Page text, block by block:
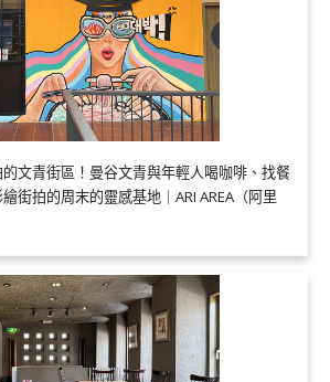
文青街區！曼谷文青與年輕人喝咖啡、找餐
街拍的周末的靈感基地｜ARI AREA（阿里